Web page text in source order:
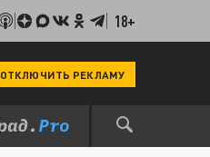
18+
ОТКЛЮЧИТЬ РЕКЛАМУ